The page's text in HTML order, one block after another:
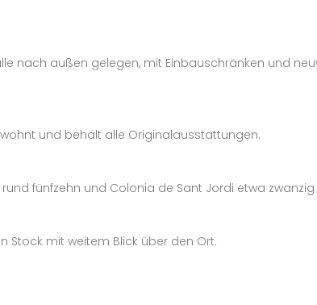
nach außen gelegen, mit Einbauschränken und
und behält alle Originalausstattungen.
fünfzehn und Colonia de Sant Jordi etwa
Stock mit weitem Blick über den Ort.